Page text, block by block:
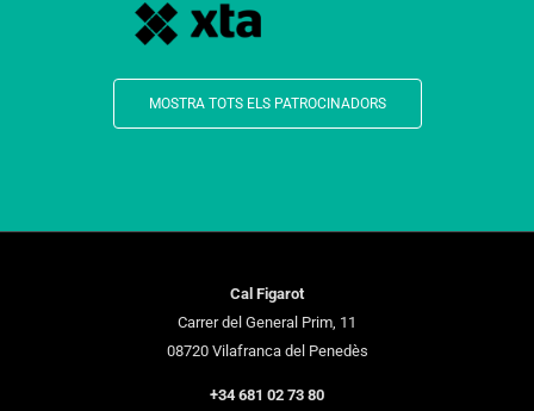
MOSTRA TOTS ELS PATROCINADORS
Cal Figarot
Carrer del General Prim, 11
08720 Vilafranca del Penedès
+34 681 02 73 80